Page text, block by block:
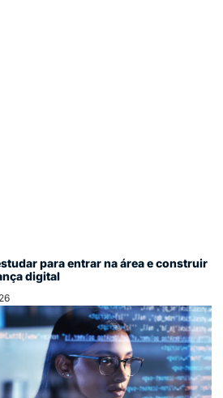
para entrar na área e construir
digital